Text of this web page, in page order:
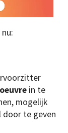
in te
mogelijk
door te geven